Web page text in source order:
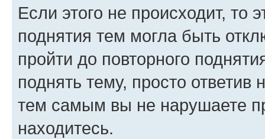
Если этого не происходит, то
поднятия тем могла быть
пройти до повторного
поднять тему, просто ответив
тем самым вы не нарушаете
находитесь.